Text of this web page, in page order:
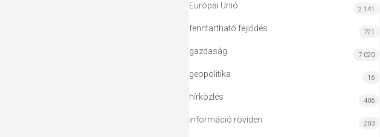
Európai Unió 2 141
fenntartható fejlődés 721
gazdaság 7 020
geopolitika 16
hírközlés 406
információ röviden 203